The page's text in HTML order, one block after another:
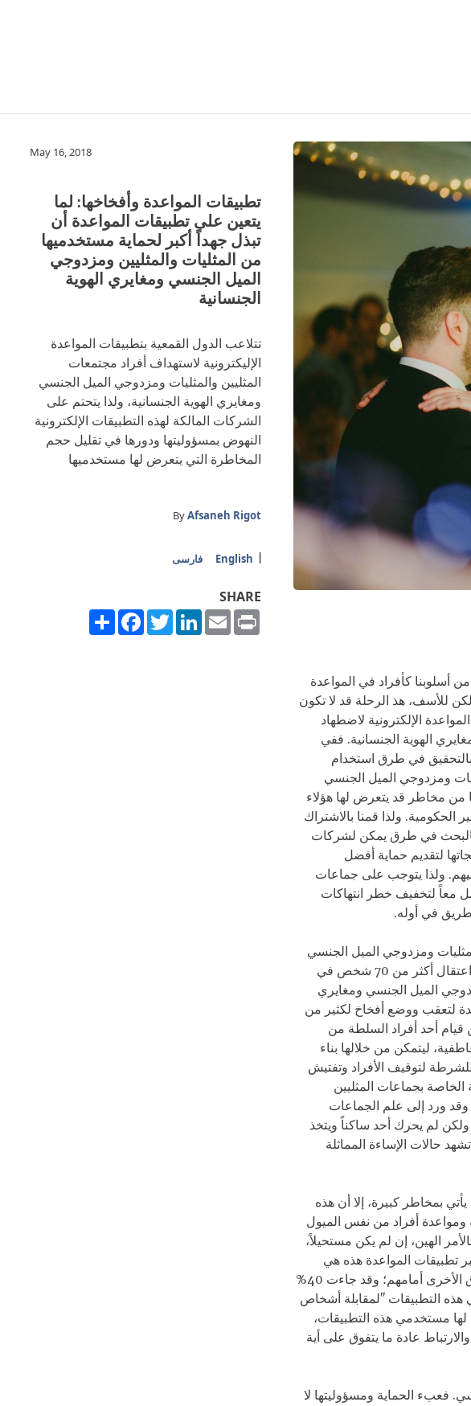
May 16, 2018
تطبيقات المواعدة وأفخاخها: لما
يتعين على تطبيقات المواعدة أن
تبذل جهداً أكبر لحماية مستخدميها
من المثليات والمثليين ومزدوجي
الميل الجنسي ومغايري الهوية
الجنسانية
تتلاعب الدول القمعية بتطبيقات المواعدة
الإليكترونية لاستهداف أفراد مجتمعات
المثليين والمثليات ومزدوجي الميل الجنسي
ومغايري الهوية الجنسانية، ولذا يتحتم على
الشركات المالكة لهذه التطبيقات الإلكترونية
النهوض بمسؤوليتها ودورها في تقليل حجم
المخاطرة التي يتعرض لها مستخدميها
ByAfsaneh Rigot
English فارسی
SHARE
Share
FacebookTwitterLinkedInEmailPrint
أسلوبنا كأفراد في المواعدة
للأسف، هذ الرحلة قد لا تكون
الإلكترونية لاضطهاد
الهوية الجنسانية. ففي
بالتحقيق في طرق استخدام
ومزدوجي الميل الجنسي
من مخاطر قد يتعرض لها هؤلاء
ولذا قمنا بالاشتراك
بالبحث في طرق يمكن لشركات
لتقديم حماية أفضل
ولذا يتوجب على جماعات
معاً لتخفيف خطر انتهاكات
في أوله.
ومزدوجي الميل الجنسي
ومغايري الهوية الجنسانية لذروتها في سبتمبر 2017، عندما تم اعتقال أكثر من 70 شخص في
الميل الجنسي ومغايري
لتعقب ووضع أفخاخ لكثير من
قيام أحد أفراد السلطة من
ليتمكن من خلالها بناء
لتوقيف الأفراد وتفتيش
بجماعات المثليين
وقد ورد إلى علم الجماعات
ولكن لم يحرك أحد ساكناً ويتخذ
حالات الإساءة المماثلة
بمخاطر كبيرة، إلا أن هذه
ومواعدة أفراد من نفس الميول
الهين، إن لم يكن مستحيلاً،
تطبيقات المواعدة هذه هي
الطريقة الوحيدة المتاحة لهؤلاء الأفراد، بعد أن سُدت كل الطرق الأخرى أمامهم؛ وقد جاءت 40%
التطبيقات "لمقابلة أشخاص
مستخدمي هذه التطبيقات،
عادة ما يتفوق على أية
فعبء الحماية ومسؤوليتها لا